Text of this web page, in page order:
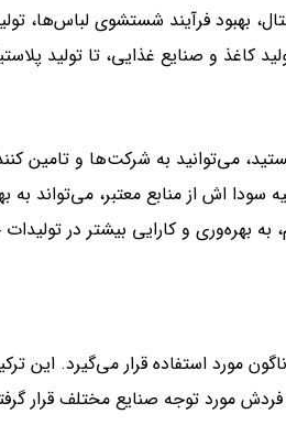
بهبود فرآیند شستشوی لباس‌ها،
کاغذ و صنایع غذایی، تا تولید
می‌توانید به شرکت‌ها و تامین
اش از منابع معتبر، می‌تواند به
بهره‌وری و کارایی بیشتر در
مورد استفاده قرار می‌گیرد. این
مورد توجه صنایع مختلف قرار